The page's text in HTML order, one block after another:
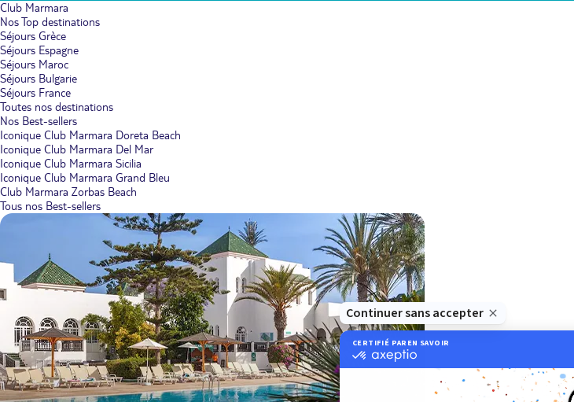
Club Marmara
Nos Top destinations
Séjours Grèce
Séjours Espagne
Séjours Maroc
Séjours Bulgarie
Séjours France
Toutes nos destinations
Nos Best-sellers
Iconique Club Marmara Doreta Beach
Iconique Club Marmara Del Mar
Iconique Club Marmara Sicilia
Iconique Club Marmara Grand Bleu
Club Marmara Zorbas Beach
Tous nos Best-sellers